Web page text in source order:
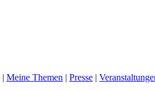
| Meine Themen | Presse |